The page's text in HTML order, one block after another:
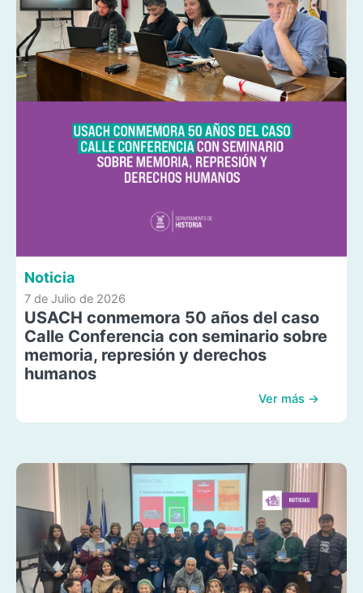
Noticia
7 de Julio de 2026
USACH conmemora 50 años del caso
Calle Conferencia con seminario sobre
memoria, represión y derechos
humanos
Ver más →